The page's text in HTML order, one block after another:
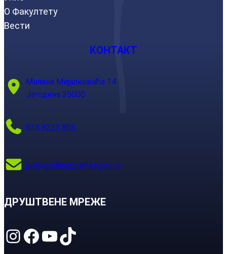
О Факултету
Вести
КОНТАКТ
Милана Мијалковића 14
Јагодина 35000
035 8223 805
pefjagodina@pefja.kg.ac.rs
ДРУШТВЕНЕ МРЕЖЕ
Instagram Facebook YouTube TikTok